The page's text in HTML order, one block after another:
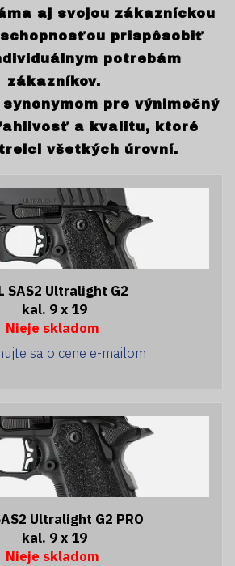
aj svojou zákazníckou
prispôsobiť
potrebám
zákazníkov.
pre výnimočný
a kvalitu, ktoré
všetkých úrovní.
SAS2 Ultralight G2
kal. 9 x 19
Nieje skladom
sa o cene e-mailom
Ultralight G2 PRO
kal. 9 x 19
Nieje skladom